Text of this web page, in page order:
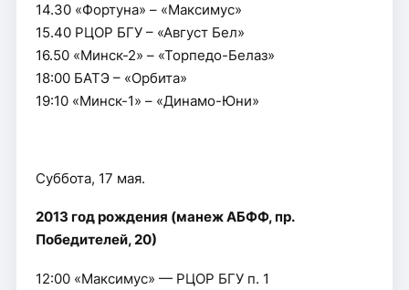
14.30 «Фортуна» – «Максимус»
15.40 РЦОР БГУ – «Август Бел»
16.50 «Минск-2» – «Торпедо-Белаз»
18:00 БАТЭ – «Орбита»
19:10 «Минск-1» – «Динамо-Юни»
Суббота, 17 мая.
2013 год рождения (манеж АБФФ, пр.
Победителей, 20)
12:00 «Максимус» — РЦОР БГУ п. 1